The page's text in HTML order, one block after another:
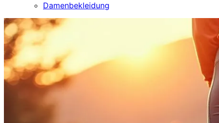
Damenbekleidung